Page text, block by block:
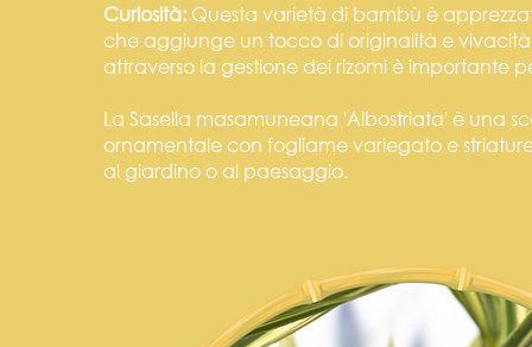
Curiosità: Questa varietà di bambù è
che aggiunge un tocco di originalità e
attraverso la gestione dei rizomi è importante
La Sasella masamuneana 'Albostriata' è una
ornamentale con fogliame variegato e
al giardino o al paesaggio.